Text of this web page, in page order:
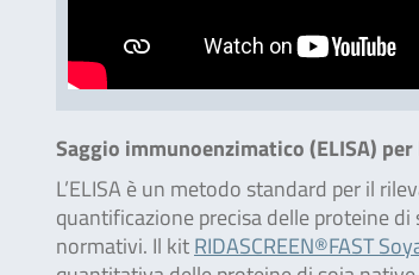
Saggio immunoenzimatico (ELISA)
L’ELISA è un metodo standard per il
quantificazione precisa delle proteine
normativi. Il kitRIDASCREEN®FAST